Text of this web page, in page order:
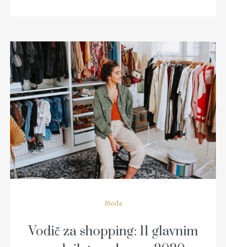
READ MORE
Moda
Vodič za shopping: 11 glavnim